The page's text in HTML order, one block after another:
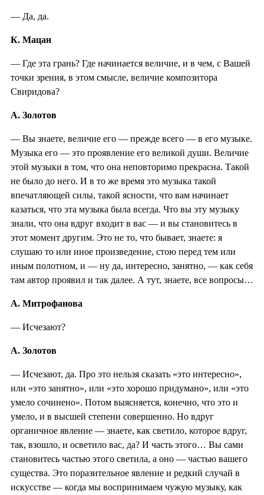
— Да, да.
К. Мацан
— Где эта грань? Где начинается величие, и в чем, с Вашей
точки зрения, в этом смысле, величие композитора
Свиридова?
А. Золотов
— Вы знаете, величие его — прежде всего — в его музыке.
Музыка его — это проявление его великой души. Величие
этой музыки в том, что она неповторимо прекрасна. Такой
не было до него. И в то же время это музыка такой
впечатляющей силы, такой ясности, что вам начинает
казаться, что эта музыка была всегда. Что вы эту музыку
знали, что она вдруг входит в вас — и вы становитесь в
этот момент другим. Это не то, что бывает, знаете: я
слушаю то или иное произведение, стою перед тем или
иным полотном, и — ну да, интересно, занятно, — как себя
там автор проявил и так далее. А тут, знаете, все вопросы…
А. Митрофанова
— Исчезают?
А. Золотов
— Исчезают, да. Про это нельзя сказать «это интересно»,
или «это занятно», или «это хорошо придумано», или «это
умело сочинено». Потом выясняется, конечно, что это и
умело, и в высшей степени совершенно. Но вдруг
органичное явление — знаете, как светило, которое вдруг,
так, взошло, и осветило вас, да? И часть этого… Вы сами
становитесь частью этого светила, а оно — частью вашего
существа. Это поразительное явление и редкий случай в
искусстве — когда мы воспринимаем чужую музыку, как